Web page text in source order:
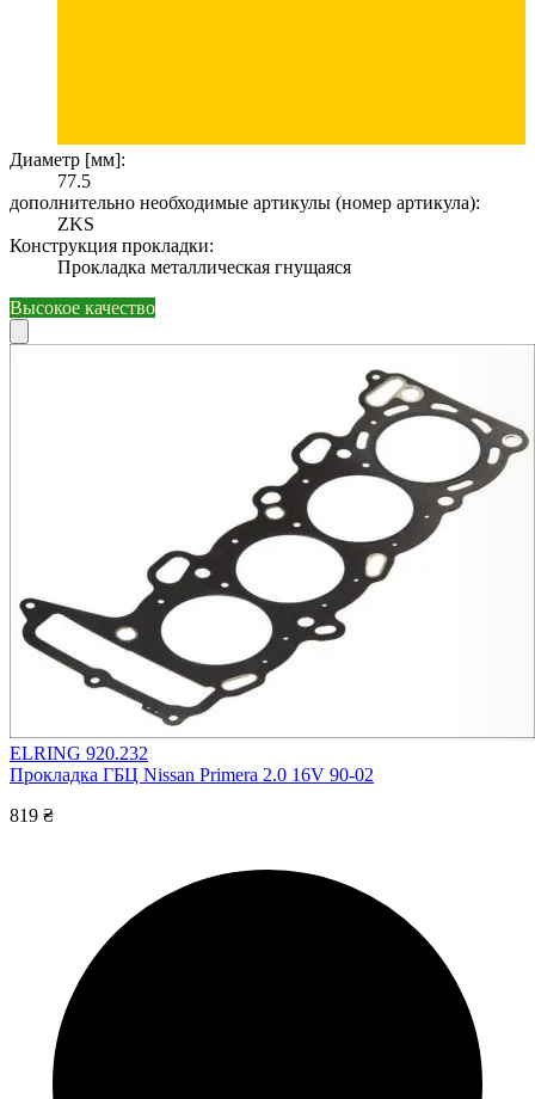
Диаметр [мм]:
77.5
дополнительно необходимые артикулы (номер артикула):
ZKS
Конструкция прокладки:
Прокладка металлическая гнущаяся
Высокое качество
ELRING 920.232
Прокладка ГБЦ Nissan Primera 2.0 16V 90-02
819 ₴